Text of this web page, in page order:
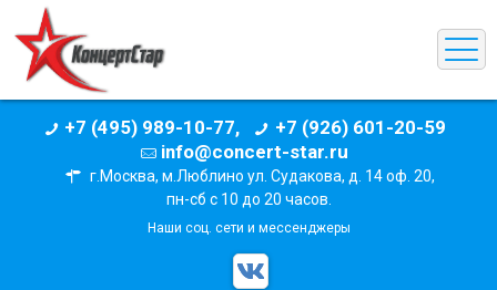
+7 (495) 989-10-77,
+7 (926) 601-20-59
info@concert-star.ru
г.Москва, м.Люблино ул. Судакова, д. 14 оф. 20,
пн-сб с 10 до 20 часов.
Наши соц. сети и мессенджеры